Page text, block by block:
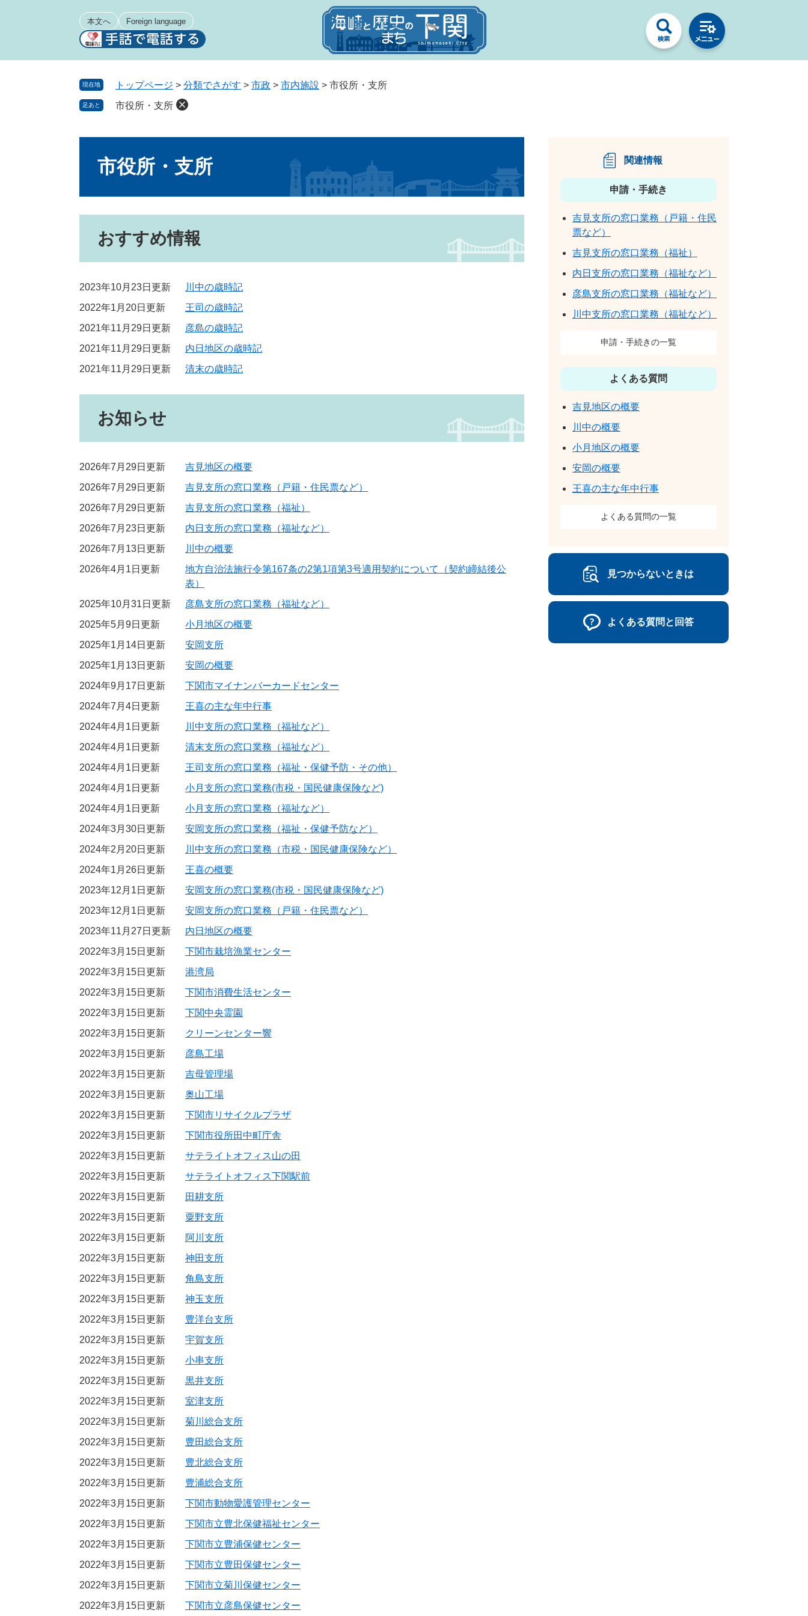
本文へ Foreign language
現在地 トップページ > 分類でさがす > 市政 > 市内施設 > 市役所・支所
足あと 市役所・支所
市役所・支所
おすすめ情報
2023年10月23日更新
川中の歳時記
2022年1月20日更新
王司の歳時記
2021年11月29日更新
彦島の歳時記
2021年11月29日更新
内日地区の歳時記
2021年11月29日更新
清末の歳時記
お知らせ
2026年7月29日更新
吉見地区の概要
2026年7月29日更新
吉見支所の窓口業務（戸籍・住民票など）
2026年7月29日更新
吉見支所の窓口業務（福祉）
2026年7月23日更新
内日支所の窓口業務（福祉など）
2026年7月13日更新
川中の概要
2026年4月1日更新
地方自治法施行令第167条の2第1項第3号適用契約について（契約締結後公
表）
2025年10月31日更新
彦島支所の窓口業務（福祉など）
2025年5月9日更新
小月地区の概要
2025年1月14日更新
安岡支所
2025年1月13日更新
安岡の概要
2024年9月17日更新
下関市マイナンバーカードセンター
2024年7月4日更新
王喜の主な年中行事
2024年4月1日更新
川中支所の窓口業務（福祉など）
2024年4月1日更新
清末支所の窓口業務（福祉など）
2024年4月1日更新
王司支所の窓口業務（福祉・保健予防・その他）
2024年4月1日更新
小月支所の窓口業務(市税・国民健康保険など)
2024年4月1日更新
小月支所の窓口業務（福祉など）
2024年3月30日更新
安岡支所の窓口業務（福祉・保健予防など）
2024年2月20日更新
川中支所の窓口業務（市税・国民健康保険など）
2024年1月26日更新
王喜の概要
2023年12月1日更新
安岡支所の窓口業務(市税・国民健康保険など)
2023年12月1日更新
安岡支所の窓口業務（戸籍・住民票など）
2023年11月27日更新
内日地区の概要
2022年3月15日更新
下関市栽培漁業センター
2022年3月15日更新
港湾局
2022年3月15日更新
下関市消費生活センター
2022年3月15日更新
下関中央霊園
2022年3月15日更新
クリーンセンター響
2022年3月15日更新
彦島工場
2022年3月15日更新
吉母管理場
2022年3月15日更新
奥山工場
2022年3月15日更新
下関市リサイクルプラザ
2022年3月15日更新
下関市役所田中町庁舎
2022年3月15日更新
サテライトオフィス山の田
2022年3月15日更新
サテライトオフィス下関駅前
2022年3月15日更新
田耕支所
2022年3月15日更新
粟野支所
2022年3月15日更新
阿川支所
2022年3月15日更新
神田支所
2022年3月15日更新
角島支所
2022年3月15日更新
神玉支所
2022年3月15日更新
豊洋台支所
2022年3月15日更新
宇賀支所
2022年3月15日更新
小串支所
2022年3月15日更新
黒井支所
2022年3月15日更新
室津支所
2022年3月15日更新
菊川総合支所
2022年3月15日更新
豊田総合支所
2022年3月15日更新
豊北総合支所
2022年3月15日更新
豊浦総合支所
2022年3月15日更新
下関市動物愛護管理センター
2022年3月15日更新
下関市立豊北保健福祉センター
2022年3月15日更新
下関市立豊浦保健センター
2022年3月15日更新
下関市立豊田保健センター
2022年3月15日更新
下関市立菊川保健センター
2022年3月15日更新
下関市立彦島保健センター
関連情報
申請・手続き
吉見支所の窓口業務（戸籍・住民
票など）
吉見支所の窓口業務（福祉）
内日支所の窓口業務（福祉など）
彦島支所の窓口業務（福祉など）
川中支所の窓口業務（福祉など）
申請・手続きの一覧
よくある質問
吉見地区の概要
川中の概要
小月地区の概要
安岡の概要
王喜の主な年中行事
よくある質問の一覧
見つからないときは
よくある質問と回答